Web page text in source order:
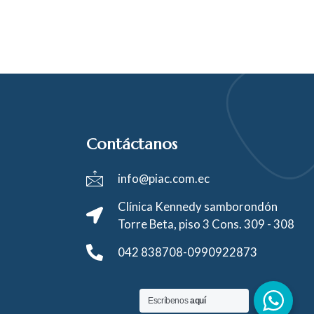
Contáctanos
info@piac.com.ec
Clínica Kennedy samborondón
Torre Beta, piso 3 Cons. 309 - 308
042 838708-0990922873
Escríbenosaquí